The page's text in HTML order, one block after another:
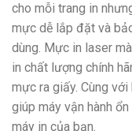
cho mỗi trang in
mực dễ lắp đặt và
dùng. Mực in laser
in chất lượng chính
mực ra giấy. Cùng
giúp máy vận hành
máy in của bạn.